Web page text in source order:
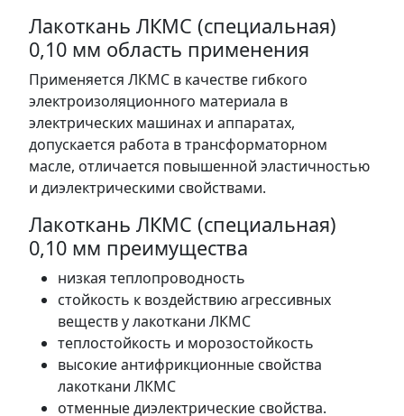
Лакоткань ЛКМС (специальная)
0,10 мм область применения
Применяется ЛКМС в качестве гибкого
электроизоляционного материала в
электрических машинах и аппаратах,
допускается работа в трансформаторном
масле, отличается повышенной эластичностью
и диэлектрическими свойствами.
Лакоткань ЛКМС (специальная)
0,10 мм преимущества
низкая теплопроводность
стойкость к воздействию агрессивных
веществ у лакоткани ЛКМС
теплостойкость и морозостойкость
высокие антифрикционные свойства
лакоткани ЛКМС
отменные диэлектрические свойства.